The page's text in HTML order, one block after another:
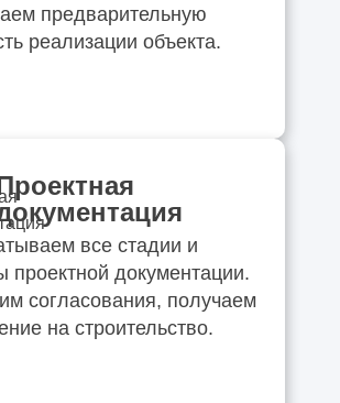
предварительную
реализации объекта.
все стадии и
проектной документации.
согласования, получаем
на строительство.